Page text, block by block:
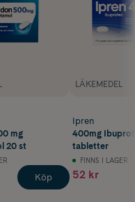
mg
20 st
Köp
LÄKEMEDEL
Ipren
400mg
tabletter
FINNS I LAGER
52 kr